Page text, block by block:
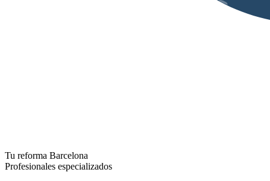
Tu reforma Barcelona
Profesionales especializados